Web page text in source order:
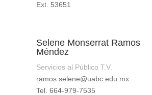
Ext. 53651
Selene Monserrat Ramos
Méndez
Servicios al Público T.V.
ramos.selene@uabc.edu.mx
Tel. 664-979-7535